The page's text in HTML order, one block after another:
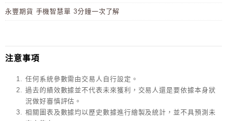
永豐期貨 手機智慧單 3分鐘一次了解
注意事項
任何系統參數需由交易人自行設定。
過去的績效數據並不代表未來獲利，交易人還是要依據本身狀
況做好審慎評估。
相關圖表及數據均以歷史數據進行繪製及統計，並不具預測未